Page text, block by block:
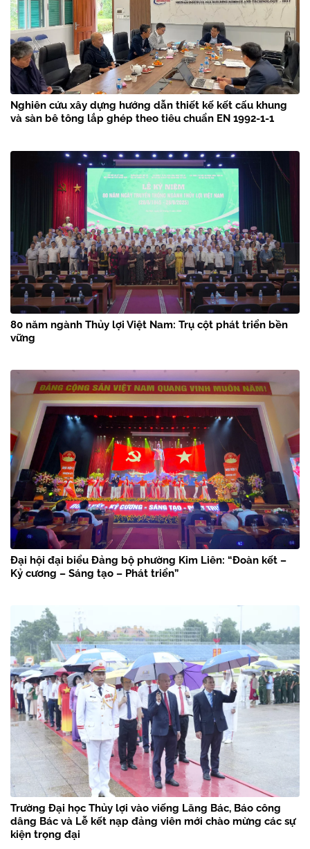
Nghiên cứu xây dựng hướng dẫn thiết kế kết cấu khung
và sàn bê tông lắp ghép theo tiêu chuẩn EN 1992-1-1
80 năm ngành Thủy lợi Việt Nam: Trụ cột phát triển bền
vững
Đại hội đại biểu Đảng bộ phường Kim Liên: “Đoàn kết –
Kỷ cương – Sáng tạo – Phát triển”
Trường Đại học Thủy lợi vào viếng Lăng Bác, Báo công
dâng Bác và Lễ kết nạp đảng viên mới chào mừng các sự
kiện trọng đại